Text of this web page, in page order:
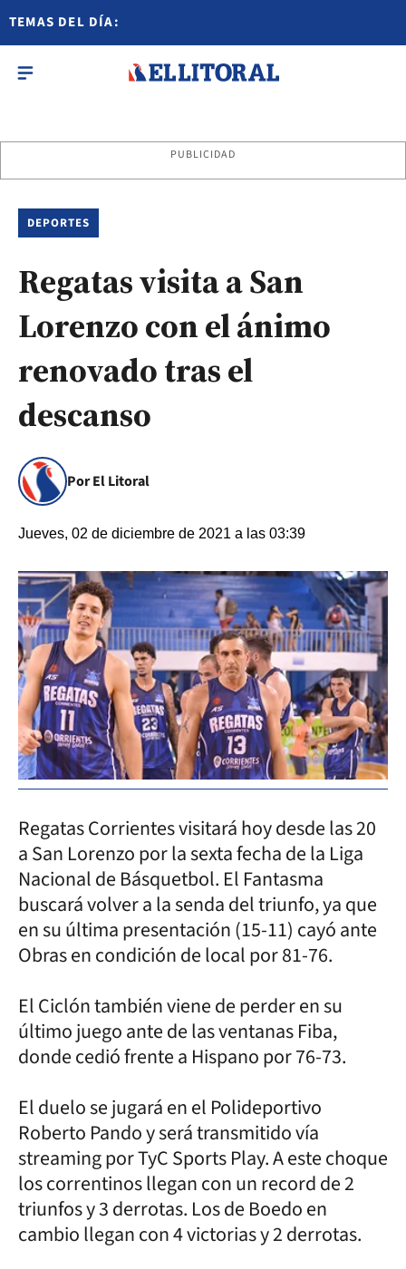
TEMAS DEL DÍA:
PUBLICIDAD
DEPORTES
Regatas visita a San
Lorenzo con el ánimo
renovado tras el
descanso
Por El Litoral
Jueves, 02 de diciembre de 2021 a las 03:39
Regatas Corrientes visitará hoy desde las 20
a San Lorenzo por la sexta fecha de la Liga
Nacional de Básquetbol. El Fantasma
buscará volver a la senda del triunfo, ya que
en su última presentación (15-11) cayó ante
Obras en condición de local por 81-76.
El Ciclón también viene de perder en su
último juego ante de las ventanas Fiba,
donde cedió frente a Hispano por 76-73.
El duelo se jugará en el Polideportivo
Roberto Pando y será transmitido vía
streaming por TyC Sports Play. A este choque
los correntinos llegan con un record de 2
triunfos y 3 derrotas. Los de Boedo en
cambio llegan con 4 victorias y 2 derrotas.